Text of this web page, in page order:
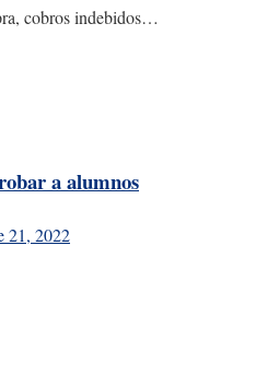
cobros indebidos…
a alumnos
21, 2022